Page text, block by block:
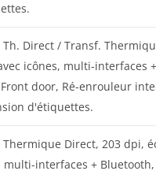
Th. Direct / Transf.
icônes, multi-interfaces
door, Ré-enrouleur
d'étiquettes.
Thermique Direct, 203 dpi,
multi-interfaces +